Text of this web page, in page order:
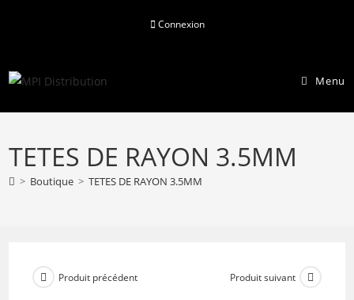
Connexion
Menu
TETES DE RAYON 3.5MM
> Boutique > TETES DE RAYON 3.5MM
Produit précédent Produit suivant